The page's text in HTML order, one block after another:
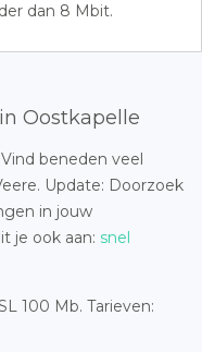
dan 8 Mbit.
Oostkapelle
beneden veel
Update: Doorzoek
in jouw
je ook aan: snel
100 Mb. Tarieven: